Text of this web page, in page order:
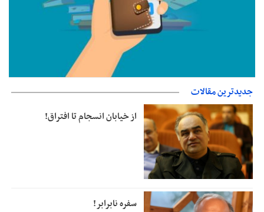
جزئیات فعال‌سازی «کیف پول ایران» اعلام شد
جدیدترین مقالات
از خیابان انسجام تا افتراق!
سفره نابرابر!